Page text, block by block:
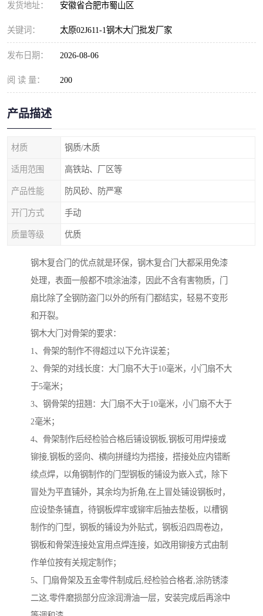
发货地址： 安徽省合肥市蜀山区
关键词： 太原02J611-1钢木大门批发厂家
发布日期： 2026-08-06
阅 读 量： 200
产品描述
材质 钢质/木质
适用范围 高铁站、厂区等
产品性能 防风砂、防严寒
开门方式 手动
质量等级 优质
钢木复合门的优点就是环保，钢木复合门大都采用免漆
处理，表面一般都不喷涂油漆，因此不含有害物质，门
扇比除了全钢防盗门以外的所有门都结实，轻易不变形
和开裂。
钢木大门对骨架的要求：
1、骨架的制作不得超过以下允许误差；
2、骨架的对线长度：大门扇不大于10毫米，小门扇不大
于5毫米；
3、钢骨架的扭翘：大门扇不大于10毫米，小门扇不大于
2毫米；
4、骨架制作后经检验合格后铺设钢板,钢板可用焊接或
铆接,钢板的竖向、横向拼缝均为搭接，搭接处应内错断
续点焊，以角钢制作的门型钢板的铺设为嵌入式，除下
冒处为平直铺外，其余均为折角,在上冒处铺设钢板时，
应设垫条铺直，待钢板焊牢或铆牢后抽去垫板，以槽钢
制作的门型，钢板的铺设为外贴式，钢板沿四周卷边，
钢板和骨架连接处宜用点焊连接，如改用铆接方式由制
作单位按有关规定制作；
5、冂扇骨架及五金零件制成后,经检验合格者,涂防锈漆
二这,零件磨损部分应涂润滑油一层，安装完成后再涂中